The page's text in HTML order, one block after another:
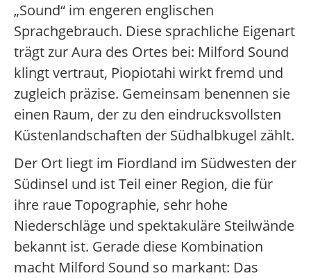
„Sound“ im engeren englischen
Sprachgebrauch. Diese sprachliche Eigenart
trägt zur Aura des Ortes bei: Milford Sound
klingt vertraut, Piopiotahi wirkt fremd und
zugleich präzise. Gemeinsam benennen sie
einen Raum, der zu den eindrucksvollsten
Küstenlandschaften der Südhalbkugel zählt.
Der Ort liegt im Fiordland im Südwesten der
Südinsel und ist Teil einer Region, die für
ihre raue Topographie, sehr hohe
Niederschläge und spektakuläre Steilwände
bekannt ist. Gerade diese Kombination
macht Milford Sound so markant: Das